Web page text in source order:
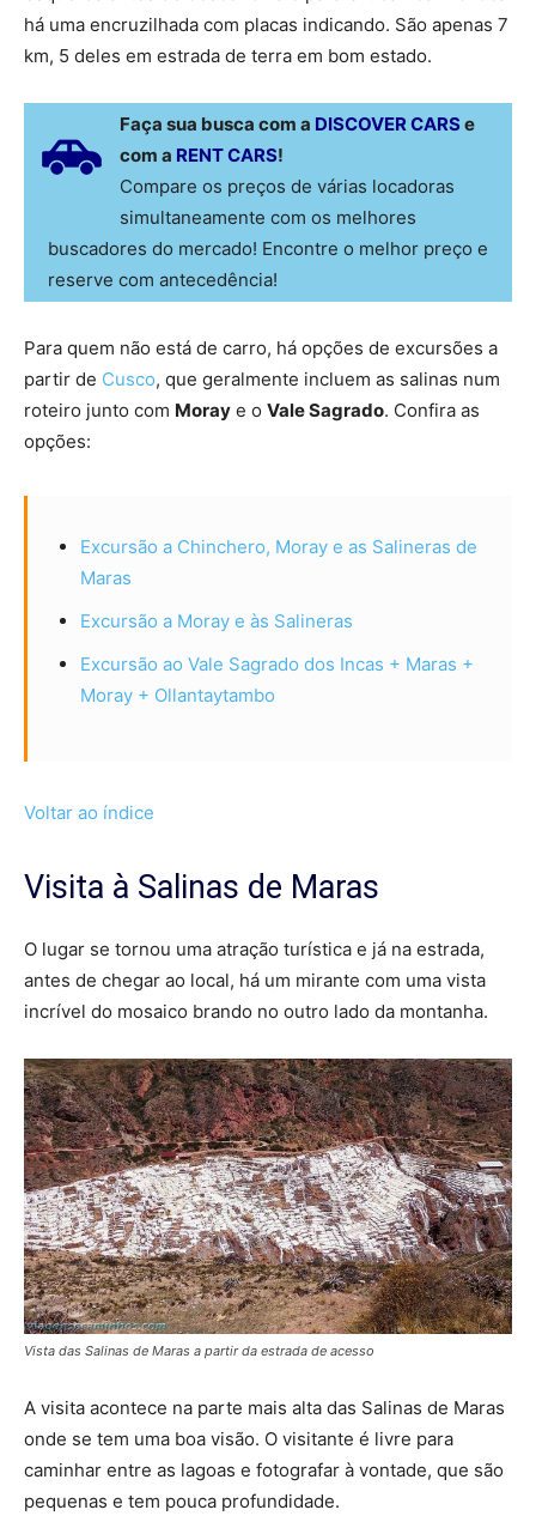
há uma encruzilhada com placas indicando. São apenas 7
km, 5 deles em estrada de terra em bom estado.
Faça sua busca com a DISCOVER CARSe
com a RENT CARS!
Compare os preços de várias locadoras
simultaneamente com os melhores
buscadores do mercado! Encontre o melhor preço e
reserve com antecedência!
Para quem não está de carro, há opções de excursões a
partir de Cusco, que geralmente incluem as salinas num
roteiro junto com Moray e o Vale Sagrado. Confira as
opções:
Excursão a Chinchero, Moray e as Salineras de
Maras
Excursão a Moray e às Salineras
Excursão ao Vale Sagrado dos Incas + Maras +
Moray + Ollantaytambo
Voltar ao índice
Visita à Salinas de Maras
O lugar se tornou uma atração turística e já na estrada,
antes de chegar ao local, há um mirante com uma vista
incrível do mosaico brando no outro lado da montanha.
Vista das Salinas de Maras a partir da estrada de acesso
A visita acontece na parte mais alta das Salinas de Maras
onde se tem uma boa visão. O visitante é livre para
caminhar entre as lagoas e fotografar à vontade, que são
pequenas e tem pouca profundidade.